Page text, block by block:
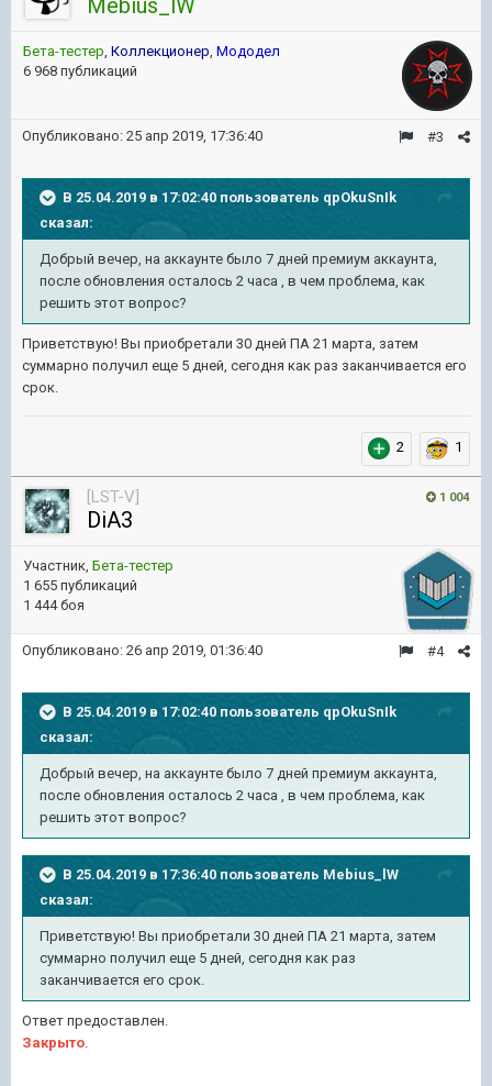
Mebius_lW
Бета-тестер, Коллекционер, Мододел
6 968 публикаций
#3
Опубликовано: 25 апр 2019, 17:36:40
В 25.04.2019 в 17:02:40 пользователь qpOkuSnIk
сказал:
Добрый вечер, на аккаунте было 7 дней премиум аккаунта,
после обновления осталось 2 часа , в чем проблема, как
решить этот вопрос?
Приветствую! Вы приобретали 30 дней ПА 21 марта, затем
суммарно получил еще 5 дней, сегодня как раз заканчивается его
срок.
2 1
1 004
[LST-V]
DiA3
Участник, Бета-тестер
1 655 публикаций
1 444 боя
#4
Опубликовано: 26 апр 2019, 01:36:40
В 25.04.2019 в 17:02:40 пользователь qpOkuSnIk
сказал:
Добрый вечер, на аккаунте было 7 дней премиум аккаунта,
после обновления осталось 2 часа , в чем проблема, как
решить этот вопрос?
В 25.04.2019 в 17:36:40 пользователь Mebius_lW
сказал:
Приветствую! Вы приобретали 30 дней ПА 21 марта, затем
суммарно получил еще 5 дней, сегодня как раз
заканчивается его срок.
Ответ предоставлен.
Закрыто.